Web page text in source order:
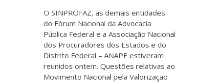
O SINPROFAZ, as demais entidades
do Fórum Nacional da Advocacia
Pública Federal e a Associação Nacional
dos Procuradores dos Estados e do
Distrito Federal – ANAPE estiveram
reunidos ontem. Questões relativas ao
Movimento Nacional pela Valorização